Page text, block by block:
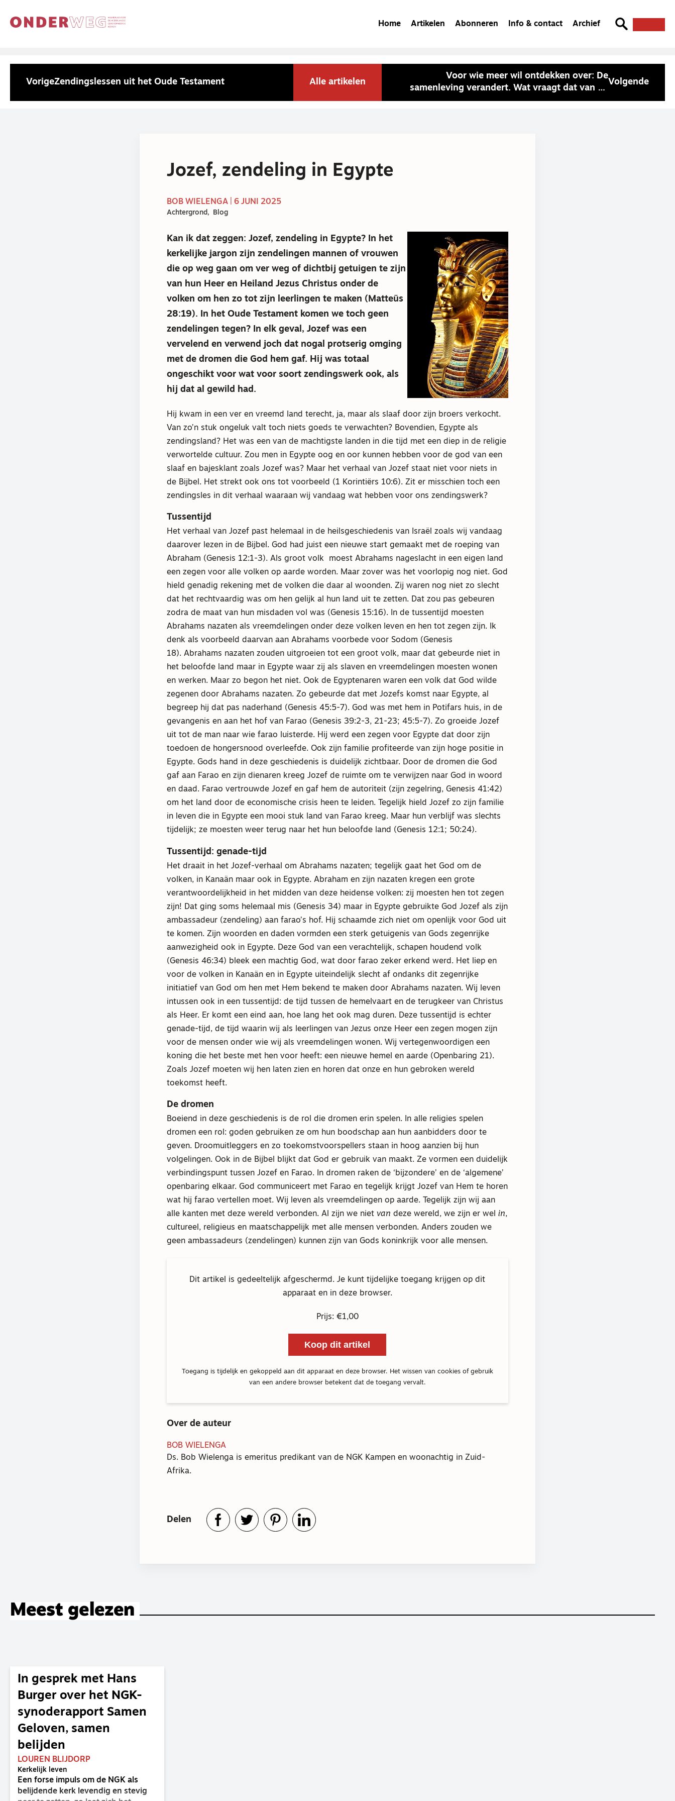
Home Artikelen Abonneren Info & contact Archief
VorigeZendingslessen uit het Oude Testament Alle artikelen
Voor wie meer wil ontdekken over: De
samenleving verandert. Wat vraagt dat van de
kerk?
Volgende
Jozef, zendeling in Egypte
BOB WIELENGA | 6 JUNI 2025
Achtergrond Blog
Kan ik dat zeggen: Jozef, zendeling in Egypte? In het
kerkelijke jargon zijn zendelingen mannen of vrouwen
die op weg gaan om ver weg of dichtbij getuigen te zijn
van hun Heer en Heiland Jezus Christus onder de
volken om hen zo tot zijn leerlingen te maken (Matteüs
28:19). In het Oude Testament komen we toch geen
zendelingen tegen? In elk geval, Jozef was een
vervelend en verwend joch dat nogal protserig omging
met de dromen die God hem gaf. Hij was totaal
ongeschikt voor wat voor soort zendingswerk ook, als
hij dat al gewild had.
Hij kwam in een ver en vreemd land terecht, ja, maar als slaaf door zijn broers verkocht.
Van zo’n stuk ongeluk valt toch niets goeds te verwachten? Bovendien, Egypte als
zendingsland? Het was een van de machtigste landen in die tijd met een diep in de religie
verwortelde cultuur. Zou men in Egypte oog en oor kunnen hebben voor de god van een
slaaf en bajesklant zoals Jozef was? Maar het verhaal van Jozef staat niet voor niets in
de Bijbel. Het strekt ook ons tot voorbeeld (1 Korintiërs 10:6). Zit er misschien toch een
zendingsles in dit verhaal waaraan wij vandaag wat hebben voor ons zendingswerk?
Tussentijd
Het verhaal van Jozef past helemaal in de heilsgeschiedenis van Israël zoals wij vandaag
daarover lezen in de Bijbel. God had juist een nieuwe start gemaakt met de roeping van
Abraham (Genesis 12:1-3). Als groot volk moest Abrahams nageslacht in een eigen land
een zegen voor alle volken op aarde worden. Maar zover was het voorlopig nog niet. God
hield genadig rekening met de volken die daar al woonden. Zij waren nog niet zo slecht
dat het rechtvaardig was om hen gelijk al hun land uit te zetten. Dat zou pas gebeuren
zodra de maat van hun misdaden vol was (Genesis 15:16). In de tussentijd moesten
Abrahams nazaten als vreemdelingen onder deze volken leven en hen tot zegen zijn. Ik
denk als voorbeeld daarvan aan Abrahams voorbede voor Sodom (Genesis
18). Abrahams nazaten zouden uitgroeien tot een groot volk, maar dat gebeurde niet in
het beloofde land maar in Egypte waar zij als slaven en vreemdelingen moesten wonen
en werken. Maar zo begon het niet. Ook de Egyptenaren waren een volk dat God wilde
zegenen door Abrahams nazaten. Zo gebeurde dat met Jozefs komst naar Egypte, al
begreep hij dat pas naderhand (Genesis 45:5-7). God was met hem in Potifars huis, in de
gevangenis en aan het hof van Farao (Genesis 39:2-3, 21-23; 45:5-7). Zo groeide Jozef
uit tot de man naar wie farao luisterde. Hij werd een zegen voor Egypte dat door zijn
toedoen de hongersnood overleefde. Ook zijn familie profiteerde van zijn hoge positie in
Egypte. Gods hand in deze geschiedenis is duidelijk zichtbaar. Door de dromen die God
gaf aan Farao en zijn dienaren kreeg Jozef de ruimte om te verwijzen naar God in woord
en daad. Farao vertrouwde Jozef en gaf hem de autoriteit (zijn zegelring, Genesis 41:42)
om het land door de economische crisis heen te leiden. Tegelijk hield Jozef zo zijn familie
in leven die in Egypte een mooi stuk land van Farao kreeg. Maar hun verblijf was slechts
tijdelijk; ze moesten weer terug naar het hun beloofde land (Genesis 12:1; 50:24).
Tussentijd: genade-tijd
Het draait in het Jozef-verhaal om Abrahams nazaten; tegelijk gaat het God om de
volken, in Kanaän maar ook in Egypte. Abraham en zijn nazaten kregen een grote
verantwoordelijkheid in het midden van deze heidense volken: zij moesten hen tot zegen
zijn! Dat ging soms helemaal mis (Genesis 34) maar in Egypte gebruikte God Jozef als zijn
ambassadeur (zendeling) aan farao’s hof. Hij schaamde zich niet om openlijk voor God uit
te komen. Zijn woorden en daden vormden een sterk getuigenis van Gods zegenrijke
aanwezigheid ook in Egypte. Deze God van een verachtelijk, schapen houdend volk
(Genesis 46:34) bleek een machtig God, wat door farao zeker erkend werd. Het liep en
voor de volken in Kanaän en in Egypte uiteindelijk slecht af ondanks dit zegenrijke
initiatief van God om hen met Hem bekend te maken door Abrahams nazaten. Wij leven
intussen ook in een tussentijd: de tijd tussen de hemelvaart en de terugkeer van Christus
als Heer. Er komt een eind aan, hoe lang het ook mag duren. Deze tussentijd is echter
genade-tijd, de tijd waarin wij als leerlingen van Jezus onze Heer een zegen mogen zijn
voor de mensen onder wie wij als vreemdelingen wonen. Wij vertegenwoordigen een
koning die het beste met hen voor heeft: een nieuwe hemel en aarde (Openbaring 21).
Zoals Jozef moeten wij hen laten zien en horen dat onze en hun gebroken wereld
toekomst heeft.
De dromen
Boeiend in deze geschiedenis is de rol die dromen erin spelen. In alle religies spelen
dromen een rol: goden gebruiken ze om hun boodschap aan hun aanbidders door te
geven. Droomuitleggers en zo toekomstvoorspellers staan in hoog aanzien bij hun
volgelingen. Ook in de Bijbel blijkt dat God er gebruik van maakt. Ze vormen een duidelijk
verbindingspunt tussen Jozef en Farao. In dromen raken de ‘bijzondere’ en de ‘algemene’
openbaring elkaar. God communiceert met Farao en tegelijk krijgt Jozef van Hem te horen
wat hij farao vertellen moet. Wij leven als vreemdelingen op aarde. Tegelijk zijn wij aan
alle kanten met deze wereld verbonden. Al zijn we niet van deze wereld, we zijn er wel in,
cultureel, religieus en maatschappelijk met alle mensen verbonden. Anders zouden we
geen ambassadeurs (zendelingen) kunnen zijn van Gods koninkrijk voor alle mensen.
Dit artikel is gedeeltelijk afgeschermd. Je kunt tijdelijke toegang krijgen op dit
apparaat en in deze browser.
Prijs: €1,00
Koop dit artikel
Toegang is tijdelijk en gekoppeld aan dit apparaat en deze browser. Het wissen van cookies of gebruik
van een andere browser betekent dat de toegang vervalt.
Over de auteur
BOB WIELENGA
Ds. Bob Wielenga is emeritus predikant van de NGK Kampen en woonachtig in Zuid-
Afrika.
Delen
Meest gelezen
In gesprek met Hans
Burger over het NGK-
synoderapport Samen
Geloven, samen
belijden
LOUREN BLIJDORP
Kerkelijk leven
Een forse impuls om de NGK als
belijdende kerk levendig en stevig